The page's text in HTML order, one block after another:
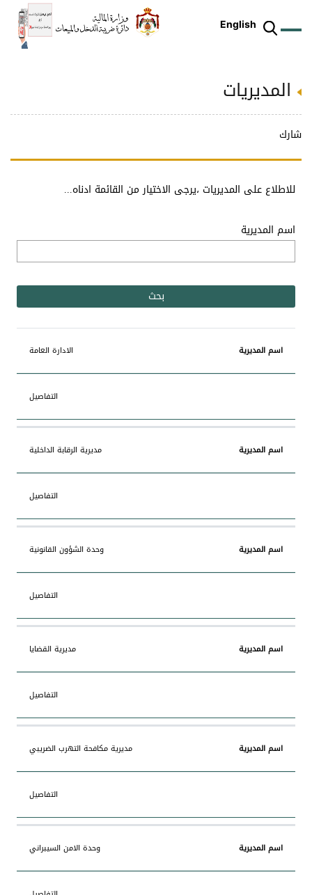
English
المديريات
شارك
للاطلاع على المديريات ،يرجى الاختيار من القائمة ادناه...
اسم المديرية
اسم
المديرية
الادارة العامة
التفاصيل
مديرية الرقابة الداخلية
التفاصيل
وحدة الشؤون القانونية
التفاصيل
مديرية القضايا
التفاصيل
مديرية مكافحة التهرب الضريبي
التفاصيل
وحدة الامن السيبراني